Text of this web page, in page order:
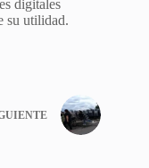
digitales
su utilidad.